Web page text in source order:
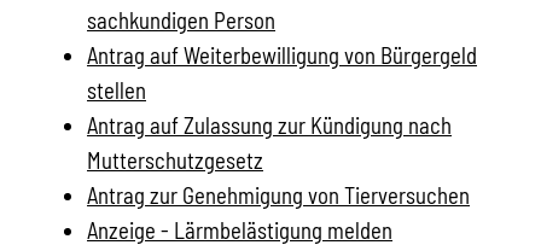
sachkundigen Person
Antrag auf Weiterbewilligung von Bürgergeld
stellen
Antrag auf Zulassung zur Kündigung nach
Mutterschutzgesetz
Antrag zur Genehmigung von Tierversuchen
Anzeige - Lärmbelästigung melden